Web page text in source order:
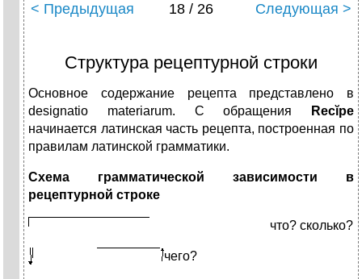
< Предыдущая 18 / 26 Следующая >
Структура рецептурной строки
Основное содержание рецепта представлено в
designatio materiarum. С обращения
Recĭpe
начинается латинская часть рецепта, построенная по
правилам латинской грамматики.
Схема грамматической зависимости в
рецептурной строке
что? сколько?
чего?